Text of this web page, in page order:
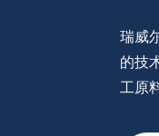
瑞威
的技
工原